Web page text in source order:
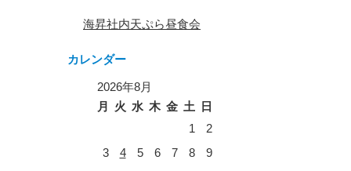
海昇社内天ぷら昼食会
カレンダー
2026年8月
月
火 水 木 金 土
日
1
2
3
4 5 6 7 8
9